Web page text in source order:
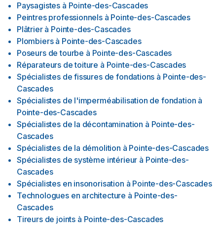
Paysagistes à Pointe-des-Cascades
Peintres professionnels à Pointe-des-Cascades
Plâtrier à Pointe-des-Cascades
Plombiers à Pointe-des-Cascades
Poseurs de tourbe à Pointe-des-Cascades
Réparateurs de toiture à Pointe-des-Cascades
Spécialistes de fissures de fondations à Pointe-des-
Cascades
Spécialistes de l'imperméabilisation de fondation à
Pointe-des-Cascades
Spécialistes de la décontamination à Pointe-des-
Cascades
Spécialistes de la démolition à Pointe-des-Cascades
Spécialistes de système intérieur à Pointe-des-
Cascades
Spécialistes en insonorisation à Pointe-des-Cascades
Technologues en architecture à Pointe-des-
Cascades
Tireurs de joints à Pointe-des-Cascades